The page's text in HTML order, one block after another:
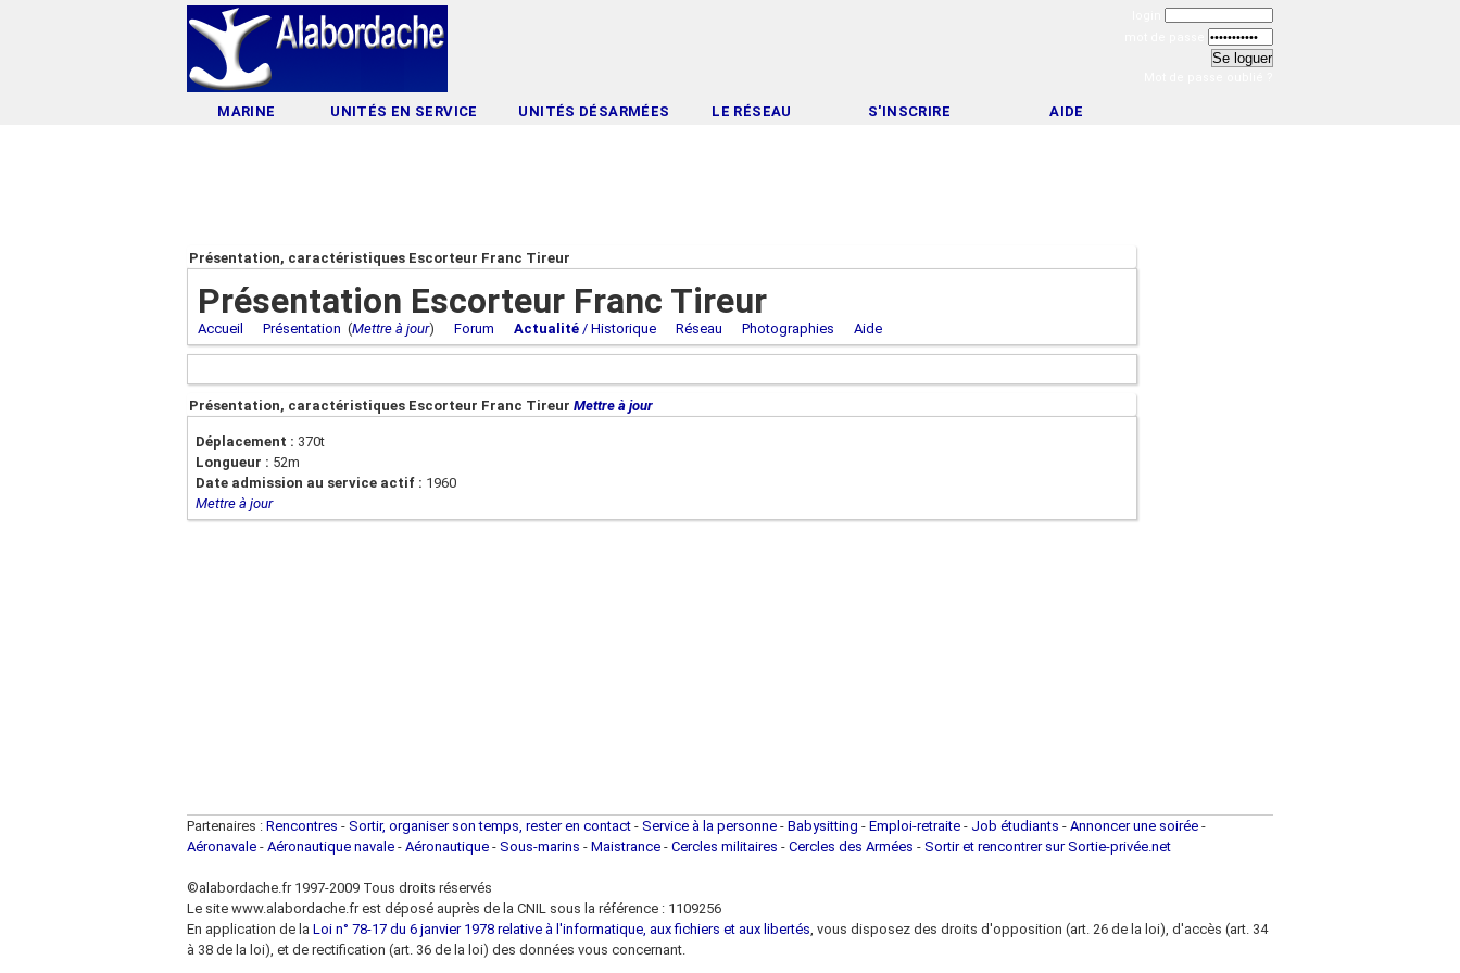
MARINE UNITÉS EN SERVICE UNITÉS DÉSARMÉES LE RÉSEAU S'INSCRIRE AIDE
Présentation, caractéristiques Escorteur Franc Tireur
Présentation Escorteur Franc Tireur
Accueil Présentation (Mettre à jour) Forum Actualité / Historique Réseau Photographies Aide
Présentation, caractéristiques Escorteur Franc Tireur Mettre à jour
Déplacement : 370t
Longueur : 52m
Date admission au service actif : 1960
Mettre à jour
Partenaires : Rencontres - Sortir, organiser son temps, rester en contact - Service à la personne - Babysitting - Emploi-retraite - Job étudiants - Annoncer une soirée -
Aéronavale - Aéronautique navale - Aéronautique - Sous-marins - Maistrance - Cercles militaires - Cercles des Armées - Sortir et rencontrer sur Sortie-privée.net
©alabordache.fr 1997-2009 Tous droits réservés
Le site www.alabordache.fr est déposé auprès de la CNIL sous la référence : 1109256
En application de la Loi n° 78-17 du 6 janvier 1978 relative à l'informatique, aux fichiers et aux libertés, vous disposez des droits d'opposition (art. 26 de la loi), d'accès (art. 34
à 38 de la loi), et de rectification (art. 36 de la loi) des données vous concernant.